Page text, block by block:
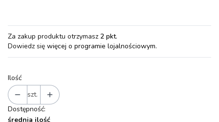
Za zakup produktu otrzymasz 2 pkt.
Dowiedz się więcej o programie lojalnościowym.
Ilość
szt.
Dostępność:
średnia ilość